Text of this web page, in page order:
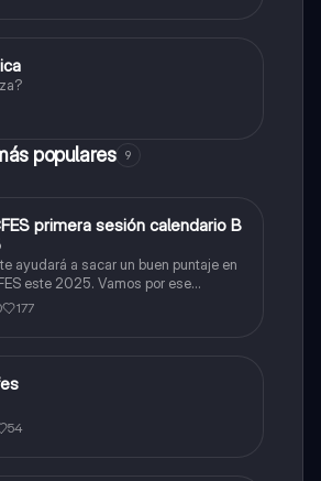
populares 9
primera sesión calendario B
ayudará a sacar un buen puntaje en
este 2025. Vamos por ese
ser admitido en la universidad que
la carrera que quieres y no la que te
177
54